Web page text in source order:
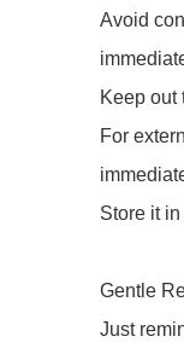
Avoid
Keep out
For
Store it
Gentle
Just